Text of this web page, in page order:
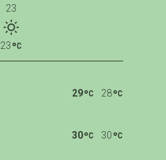
23
23
28
29
30
30